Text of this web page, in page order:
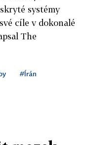
systémy
cíle v dokonalé
The
#Írán